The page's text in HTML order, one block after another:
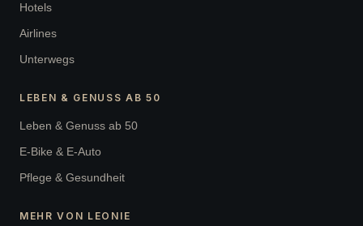
Hotels
Airlines
Unterwegs
LEBEN & GENUSS AB 50
Leben & Genuss ab 50
E-Bike & E-Auto
Pflege & Gesundheit
MEHR VON LEONIE